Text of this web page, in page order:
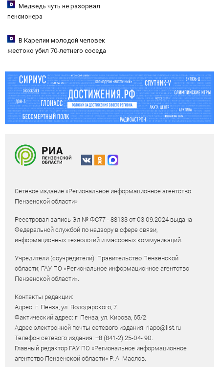
Медведь чуть не разорвал
пенсионера
В Карелии молодой человек
жестоко убил 70-летнего соседа
Сетевое издание «Региональное информационное агентство
Пензенской области»
Реестровая запись Эл № ФС77 - 88133 от 03.09.2024 выдана
Федеральной службой по надзору в сфере связи,
информационных технологий и массовых коммуникаций.
Учредители (соучредители): Правительство Пензенской
области; ГАУ ПО «Региональное информационное агентство
Пензенской области».
Контакты редакции:
Адрес: г. Пенза, ул. Володарского, 7.
Фактический адрес: г. Пенза, ул. Кирова, 65/2.
Адрес электронной почты сетевого издания: riapo@list.ru
Телефон сетевого издания: +8 (841-2) 25-04- 90.
Главный редактор ГАУ ПО «Региональное информационное
агентство Пензенской области» Р. А. Маслов.